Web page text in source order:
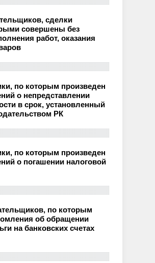
сделки
совершены без
работ, оказания
по которым произведен
о непредставлении
в срок, установленный
РК
по которым произведен
о погашении налоговой
по которым
об обращении
на банковских счетах